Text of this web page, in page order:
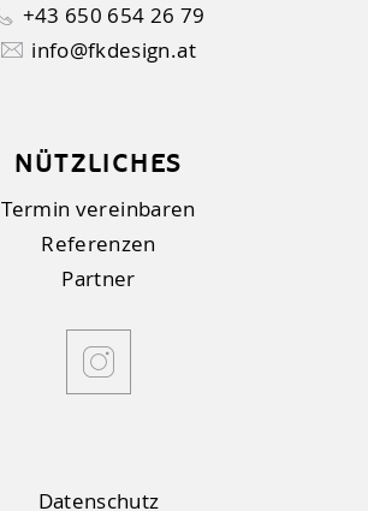
+43 650 654 26 79
info@fkdesign.at
NÜTZLICHES
Termin vereinbaren
Referenzen
Partner
Datenschutz